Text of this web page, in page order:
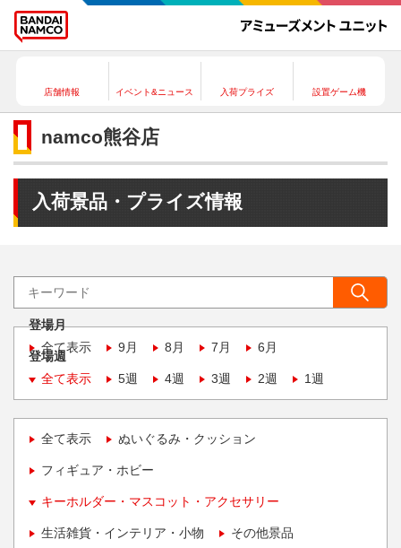
店舗情報 イベント&ニュース 入荷プライズ 設置ゲーム機
namco熊谷店
入荷景品・プライズ情報
登場月
全て表示
9月 8月 7月 6月
登場週
全て表示
5週 4週 3週 2週 1週
全て表示 ぬいぐるみ・クッション
フィギュア・ホビー
キーホルダー・マスコット・アクセサリー
生活雑貨・インテリア・小物 その他景品